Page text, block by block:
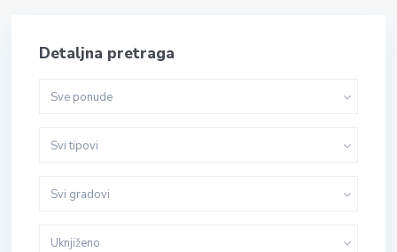
Detaljna pretraga
Sve ponude
Svi tipovi
Svi gradovi
Uknjiženo